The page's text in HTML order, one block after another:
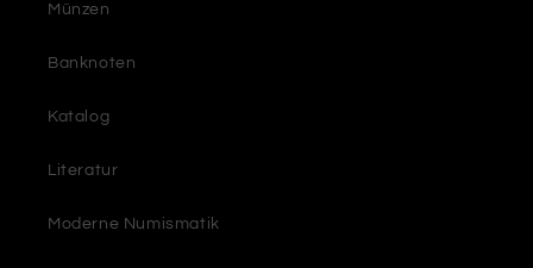
Münzen
Banknoten
Katalog
Literatur
Moderne Numismatik